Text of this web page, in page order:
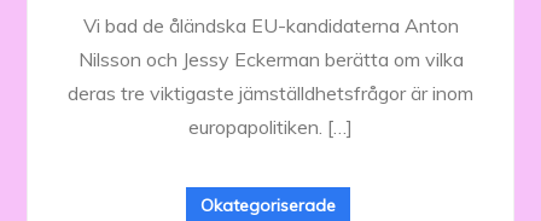
Vi bad de åländska EU-kandidaterna Anton
Nilsson och Jessy Eckerman berätta om vilka
deras tre viktigaste jämställdhetsfrågor är inom
europapolitiken. […]
Okategoriserade